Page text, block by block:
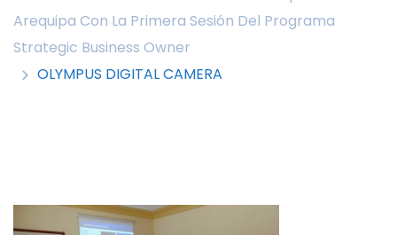
Arequipa Con La Primera Sesión Del Programa
Strategic Business Owner
OLYMPUS DIGITAL CAMERA